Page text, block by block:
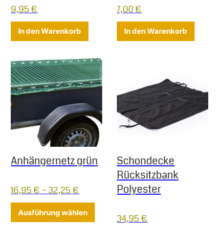
9,95€
In den Warenkorb
7,00€
In den Warenkorb
Anhängernetz grün
16,95€ –32,25€
Ausführung wählen
Schondecke
Rücksitzbank
Polyester
34,95€